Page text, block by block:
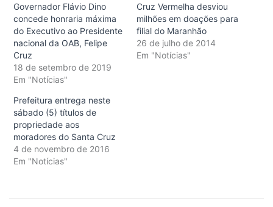
Governador Flávio Dino
concede honraria máxima
do Executivo ao Presidente
nacional da OAB, Felipe
Cruz
18 de setembro de 2019
Em "Notícias"
Cruz Vermelha desviou
milhões em doações para
filial do Maranhão
26 de julho de 2014
Em "Notícias"
Prefeitura entrega neste
sábado (5) títulos de
propriedade aos
moradores do Santa Cruz
4 de novembro de 2016
Em "Notícias"